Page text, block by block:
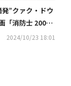
”クァク・ドウ
「消防士 2001
」予告編を公開
2024/10/23 18:01